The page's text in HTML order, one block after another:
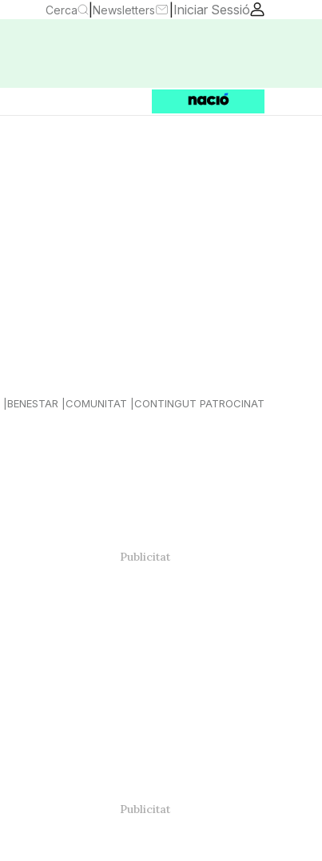
Cerca Newsletters Iniciar Sessió
BENESTAR COMUNITAT CONTINGUT PATROCINAT